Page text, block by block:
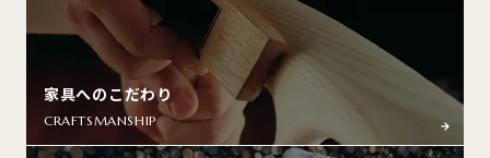
家具へのこだわり
CRAFTSMANSHIP